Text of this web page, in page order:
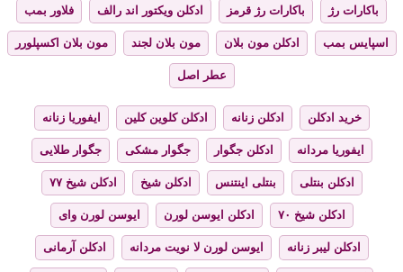
باکارات رژ باکارات رژ قرمز ادکلن ویکتور اند رالف فلاور بمب
اسپایس بمب ادکلن مون بلان مون بلان لجند مون بلان اکسپلورر
عطر اصل
خرید ادکلن ادکلن زنانه ادکلن کلوین کلین ایفوریا زنانه
ایفوریا مردانه ادکلن جگوار جگوار مشکی جگوار طلایی
ادکلن بنتلی بنتلی اینتنس ادکلن شیخ ادکلن شیخ ۷۷
ادکلن شیخ ۷۰ ادکلن ایوسن لورن ایوسن لورن وای
ادکلن لیبر زنانه ایوسن لورن لا نویت مردانه ادکلن آرمانی